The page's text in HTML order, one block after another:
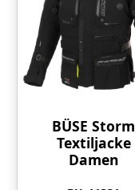
BÜSE Storm
Textiljacke
Damen